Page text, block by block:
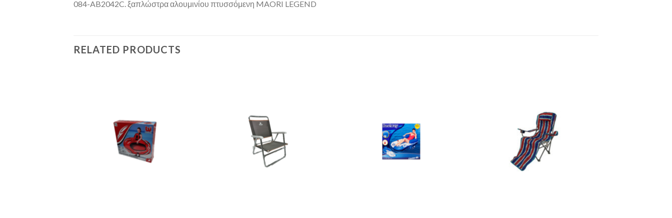
084-AB2042C. ξαπλώστρα αλουμινίου πτυσσόμενη MAORI LEGEND
RELATED PRODUCTS